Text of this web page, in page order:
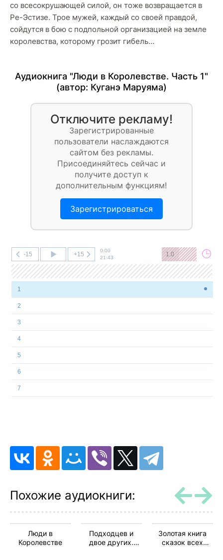
со всесокрушающей силой, он тоже возвращается в
Ре-Эстизе. Трое мужей, каждый со своей правдой,
сойдутся в бою с подпольной организацией на земле
королевства, которому грозит гибель…
Аудиокнига "Люди в Королевстве. Часть 1"
(автор: Куганэ Маруяма)
Отключите рекламу!
Зарегистрированные
пользователи наслаждаются
сайтом без рекламы.
Присоединяйтесь сейчас и
получите доступ к
дополнительным функциям!
Зарегистрироваться
-15 +15
0:00
21:43
1.0
1
2
3
4
5
6
7
Похожие аудиокниги:
Люди в
Королевстве
Подходцев и
двое других.
Золотая книга
сказок всех